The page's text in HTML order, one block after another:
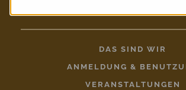
DAS SIND WIR
ANMELDUNG &
VERANSTALTUNGEN